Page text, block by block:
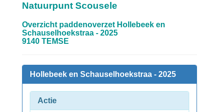
Natuurpunt Scousele
Overzicht paddenoverzet Hollebeek en
Schauselhoekstraa - 2025
9140 TEMSE
Hollebeek en Schauselhoekstraa - 2025
Actie